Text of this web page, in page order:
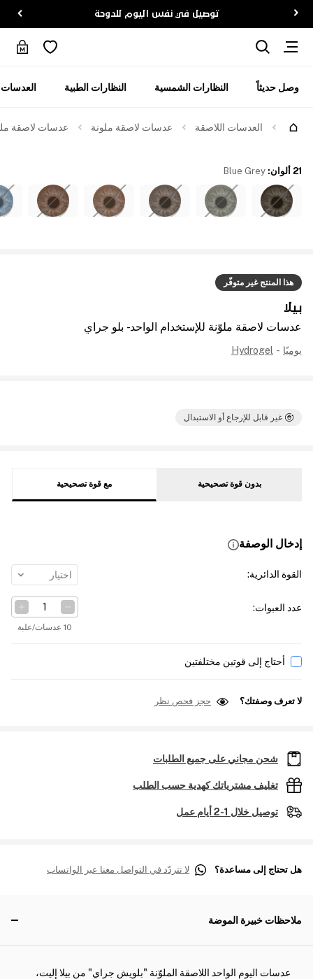
توصيل في نفس اليوم للدوحة
وصل حديثاً النظارات الشمسية النظارات الطبية
العدسات اللاصقة عدسات لاصقة ملونة عدسات لاصقة
هذا المنتج غير متوفّر
بيلا
عدسات لاصقة ملوّنة للإستخدام الواحد - بلو جراي
يوميًا -
Hydrogel
غير قابل للإرجاع أو الاستبدال
21 ألوان :
Blue Grey
بدون قوة تصحيحية مع قوة تصحيحية
إدخال الوصفة
القوة الدائرية: اختيار
عدد العبوات:
10 عدسات/علبة
أحتاج إلى قوتين مختلفتين
لا تعرف وصفتك؟ حجز فحص نظر
شحن مجاني على جميع الطلبات
تغليف مشترياتك كهدية حسب الطلب
توصيل خلال 1-2 أيام عمل
هل تحتاج إلى مساعدة؟ لا تتردّد في التواصل معنا عبر الواتساب
ملاحظات خبيرة الموضة
عدسات اليوم الواحد اللاصقة الملوّنة "بلويش جراي" من بيلا إليت،